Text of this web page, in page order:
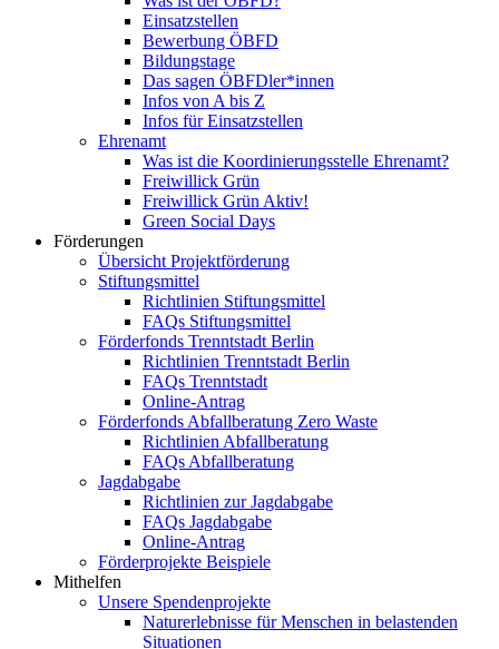
Einsatzstellen
Bewerbung ÖBFD
Bildungstage
Das sagen ÖBFDler*innen
Infos von A bis Z
Infos für Einsatzstellen
Ehrenamt
Was ist die Koordinierungsstelle Ehrenamt?
Freiwillick Grün
Freiwillick Grün Aktiv!
Green Social Days
Förderungen
Übersicht Projektförderung
Stiftungsmittel
Richtlinien Stiftungsmittel
FAQs Stiftungsmittel
Förderfonds Trenntstadt Berlin
Richtlinien Trenntstadt Berlin
FAQs Trenntstadt
Online-Antrag
Förderfonds Abfallberatung Zero Waste
Richtlinien Abfallberatung
FAQs Abfallberatung
Jagdabgabe
Richtlinien zur Jagdabgabe
FAQs Jagdabgabe
Online-Antrag
Förderprojekte Beispiele
Mithelfen
Unsere Spendenprojekte
Naturerlebnisse für Menschen in belastenden
Situationen